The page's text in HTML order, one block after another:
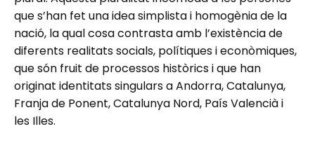
que s’han fet una idea simplista i homogènia de la
nació, la qual cosa contrasta amb l’existència de
diferents realitats socials, polítiques i econòmiques,
que són fruit de processos històrics i que han
originat identitats singulars a Andorra, Catalunya,
Franja de Ponent, Catalunya Nord, País Valencià i
les Illes.